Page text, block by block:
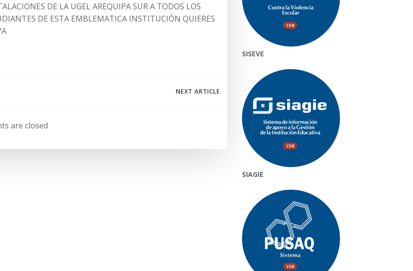
DE LA UGEL AREQUIPA SUR A TODOS LOS
DE ESTA EMBLEMATICA INSTITUCIÓN QUIERES
de
entradas
NEXT ARTICLE
are closed
SISEVE
SIAGIE